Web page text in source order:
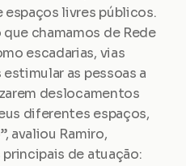
livres públicos.
chamamos de Rede
escadarias, vias
as pessoas a
deslocamentos
diferentes espaços,
avaliou Ramiro,
de atuação: